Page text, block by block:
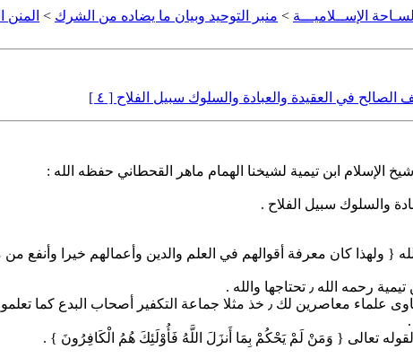
السـاحة الإســلاميـــة > منبر التوحيد وبيان ما يضاده من الشرك > المنن
الصالح في العقيدة والعبادة والسلوك سبيل الفلاح [ ٤ ]
الإسلام ابن تيمية لشيخنا الهمام ماهر القحطاني حفظه الله :
والسلوك سبيل الفلاح .
{ ولهذا كان معرفة أقوالهم في العلم والدين وأعمالهم خيرا وأنفع
٫ تحتاجها والله .
تعالى { وَمَنْ لَمْ يَحْكُمْ بِمَا أَنزَلَ اللَّهُ فَأُوْلَئِكَ هُمُ الْكَافِرُونَ } .